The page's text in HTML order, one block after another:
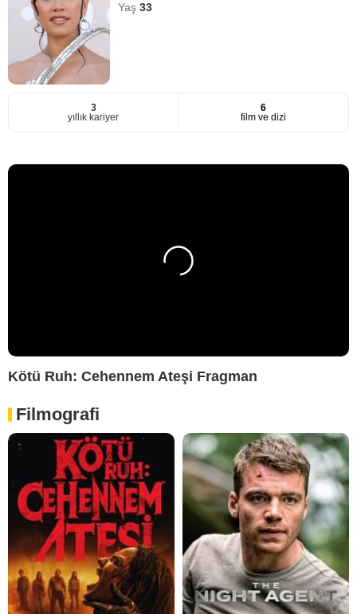
Yaş33
3
yıllık kariyer
6
film ve dizi
Kötü Ruh: Cehennem Ateşi Fragman
Filmografi